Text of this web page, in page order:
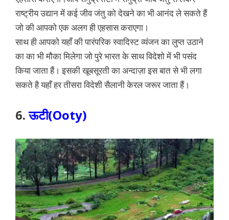
राष्ट्रीय उद्यान में कई जीव जंतु को देखने का भी आनंद ले सकते हैं
जो की आपको एक अलग ही एहसास कराएगा।
साथ ही आपको यहाँ की पारंपरिक स्वादिस्ट व्यंजन का लुप्त उठाने
का का भी मौका मिलेगा जो पुरे भारत के साथ विदेशो में भी पसंद
किया जाता हैं। इसकी खूबसूरती का अन्दाज़ा इस बात से भी लगा
सकते है यहाँ हर तीसरा विदेशी सैलानी केरल जरूर जाता हैं।
6.ऊटी(Ooty)